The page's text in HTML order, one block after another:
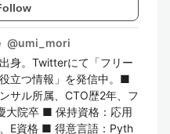
@umi_mori
身。Twitterにて「フリー
立つ情報」を発信中。■
サル所属、CTO歴2年、フ
大院卒 ■ 保持資格：応用
E資格 ■ 得意言語：Pyth